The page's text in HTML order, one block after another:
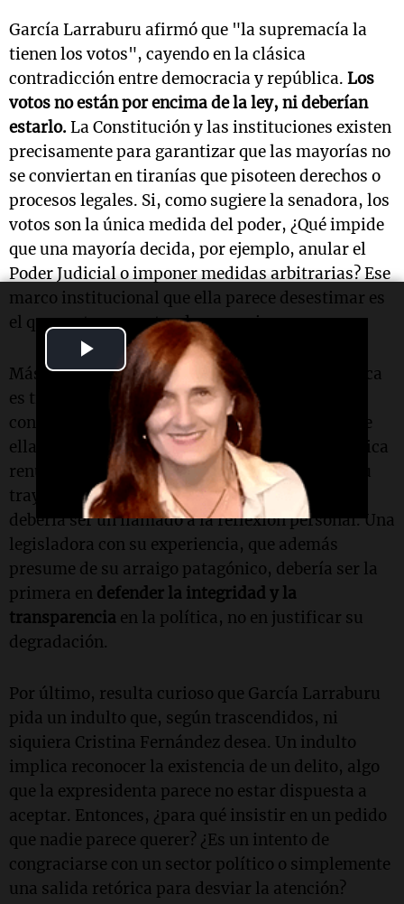
Play
Video
García Larraburu afirmó que "la supremacía la
tienen los votos", cayendo en la clásica
contradicción entre democracia y república. Los
votos no están por encima de la ley, ni deberían
estarlo. La Constitución y las instituciones existen
precisamente para garantizar que las mayorías no
se conviertan en tiranías que pisoteen derechos o
procesos legales. Si, como sugiere la senadora, los
votos son la única medida del poder, ¿Qué impide
que una mayoría decida, por ejemplo, anular el
Poder Judicial o imponer medidas arbitrarias? Ese
marco institucional que ella parece desestimar es
el que protege nuestra democracia.
Más preocupante aún es su frase: "Hacer política
es tirar la honra a los perros". ¿Es esto una
confesión de parte o una resignación ante lo que
ella percibe como inevitable? Si la política implica
renunciar a la honra, como sugiere, entonces su
trayectoria de más de una década en el Senado
debería ser un llamado a la reflexión personal. Una
legisladora con su experiencia, que además
presume de su arraigo patagónico, debería ser la
primera en defender la integridad y la
transparencia en la política, no en justificar su
degradación.
Por último, resulta curioso que García Larraburu
pida un indulto que, según trascendidos, ni
siquiera Cristina Fernández desea. Un indulto
implica reconocer la existencia de un delito, algo
que la expresidenta parece no estar dispuesta a
aceptar. Entonces, ¿para qué insistir en un pedido
que nadie parece querer? ¿Es un intento de
congraciarse con un sector político o simplemente
una salida retórica para desviar la atención?